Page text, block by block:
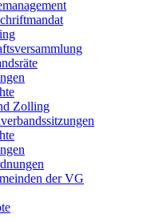
Zolling
der VG